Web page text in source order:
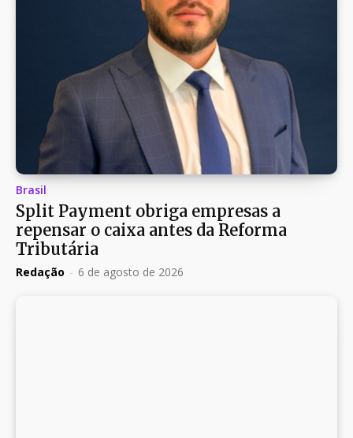
Brasil
Split Payment obriga empresas a
repensar o caixa antes da Reforma
Tributária
Redação - 6 de agosto de 2026